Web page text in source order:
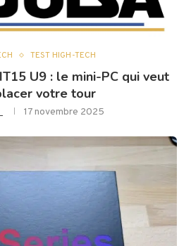
TEST HIGH-TECH
U9 : le mini-PC qui veut
votre tour
17 novembre 2025